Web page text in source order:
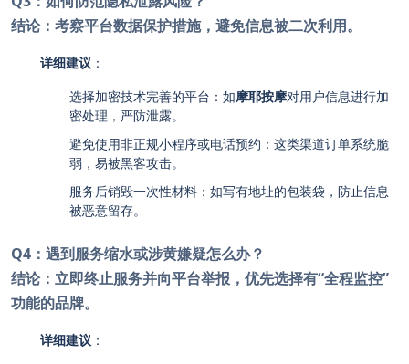
结论：考察平台数据保护措施，避免信息被二次利用。
详细建议 ：
选择加密技术完善的平台：如摩耶按摩对用户信息进行加
密处理，严防泄露。
避免使用非正规小程序或电话预约：这类渠道订单系统脆
弱，易被黑客攻击。
服务后销毁一次性材料：如写有地址的包装袋，防止信息
被恶意留存。
Q4：遇到服务缩水或涉黄嫌疑怎么办？
结论：立即终止服务并向平台举报，优先选择有“全程监控”
功能的品牌。
详细建议 ：